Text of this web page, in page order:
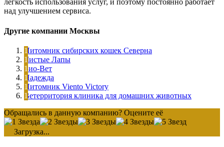
легкость использования услуг, и поэтому постоянно работает
над улучшением сервиса.
Другие компании Москвы
Питомник сибирских кошек Северна
Чистые Лапы
Био-Вет
Надежда
Питомник Viento Victory
Ветерритория клиника для домашних животных
Обращались в данную компанию? Оцените её
Загрузка...